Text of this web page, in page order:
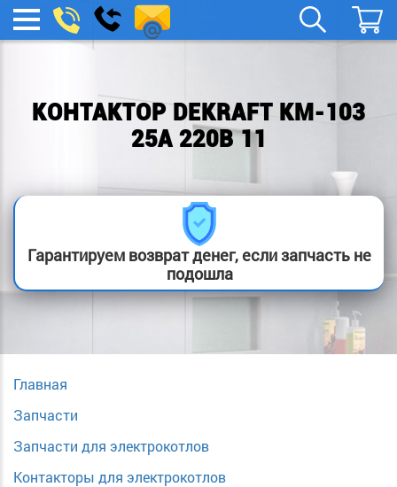
МЕНЮ
boylera@yandex.ru
Заказать
звонок
КОНТАКТОР DEKRAFT KM-103
25А 220В 11
Гарантируем возврат денег, если запчасть не
подошла
Главная
Запчасти
Запчасти для электрокотлов
Контакторы для электрокотлов